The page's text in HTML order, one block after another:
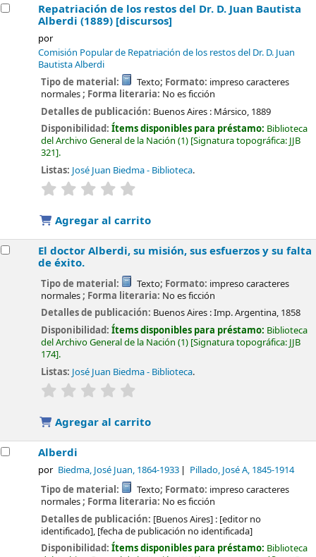
Repatriación de los restos del Dr. D. Juan Bautista
Alberdi (1889) [discursos]
por
Comisión Popular de Repatriación de los restos del Dr. D. Juan
Bautista Alberdi
Tipo de material: Texto; Formato: impreso caracteres
normales; Forma literaria: No es ficción
Detalles de publicación: Buenos Aires : Mársico, 1889
Disponibilidad:Ítems disponibles para préstamo: Biblioteca
del Archivo General de la Nación (1) Signatura topográfica: JJB
321 .
Listas: José Juan Biedma - Biblioteca.
valoración
Agregar al carrito
El doctor Alberdi, su misión, sus esfuerzos y su falta
de éxito.
Tipo de material: Texto; Formato: impreso caracteres
normales; Forma literaria: No es ficción
Detalles de publicación: Buenos Aires :Imp. Argentina, 1858
Disponibilidad:Ítems disponibles para préstamo: Biblioteca
del Archivo General de la Nación (1) Signatura topográfica: JJB
174 .
Listas: José Juan Biedma - Biblioteca.
valoración
Agregar al carrito
Alberdi
por Biedma, José Juan, 1864-1933 Pillado, José A, 1845-1914
Tipo de material: Texto; Formato: impreso caracteres
normales; Forma literaria: No es ficción
Detalles de publicación: [Buenos Aires] : [editor no
identificado], [fecha de publicación no identificada]
Disponibilidad:Ítems disponibles para préstamo: Biblioteca